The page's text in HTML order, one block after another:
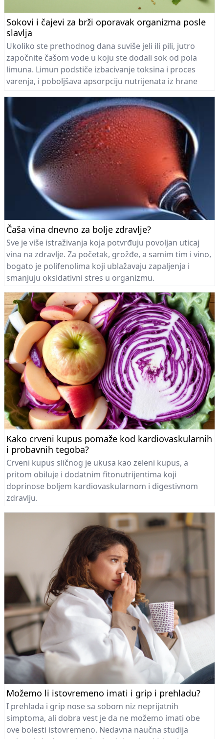
Sokovi i čajevi za brži oporavak organizma posle
slavlja
Ukoliko ste prethodnog dana suviše jeli ili pili, jutro
započnite čašom vode u koju ste dodali sok od pola
limuna. Limun podstiče izbacivanje toksina i proces
varenja, i poboljšava apsorpciju nutrijenata iz hrane
koju ćete pojesti za doručak...
Čaša vina dnevno za bolje zdravlje?
Sve je više istraživanja koja potvrđuju povoljan uticaj
vina na zdravlje. Za početak, grožđe, a samim tim i vino,
bogato je polifenolima koji ublažavaju zapaljenja i
smanjuju oksidativni stres u organizmu.
Kako crveni kupus pomaže kod kardiovaskularnih
i probavnih tegoba?
Crveni kupus sličnog je ukusa kao zeleni kupus, a
pritom obiluje i dodatnim fitonutrijentima koji
doprinose boljem kardiovaskularnom i digestivnom
zdravlju.
Možemo li istovremeno imati i grip i prehladu?
I prehlada i grip nose sa sobom niz neprijatnih
simptoma, ali dobra vest je da ne možemo imati obe
ove bolesti istovremeno. Nedavna naučna studija